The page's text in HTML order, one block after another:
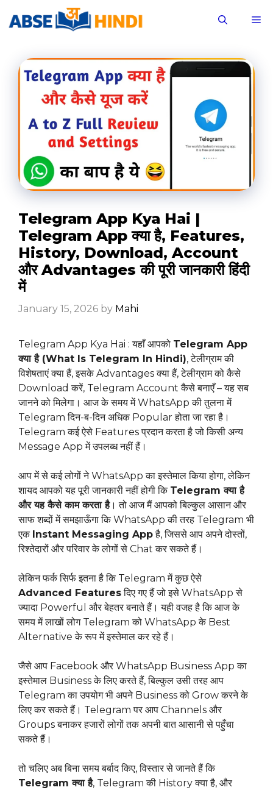
Telegram App Kya Hai |
Telegram App क्या है, Features,
History, Download, Account
और Advantages की पूरी जानकारी हिंदी
में
January 15, 2026 by Mahi
Telegram App Kya Hai : यहाँ आपको Telegram App
क्या है (What Is Telegram In Hindi), टेलीग्राम की
विशेषताएं क्या हैं, इसके Advantages क्या हैं, टेलीग्राम को कैसे
Download करें, Telegram Account कैसे बनाएँ – यह सब
जानने को मिलेगा। आज के समय में WhatsApp की तुलना में
Telegram दिन-ब-दिन अधिक Popular होता जा रहा है।
Telegram कई ऐसे Features प्रदान करता है जो किसी अन्य
Message App में उपलब्ध नहीं हैं।
आप में से कई लोगों ने WhatsApp का इस्तेमाल किया होगा, लेकिन
शायद आपको यह पूरी जानकारी नहीं होगी कि Telegram क्या है
और यह कैसे काम करता है। तो आज मैं आपको बिल्कुल आसान और
साफ शब्दों में समझाऊँगा कि WhatsApp की तरह Telegram भी
एक Instant Messaging Appहै, जिससे आप अपने दोस्तों,
रिश्तेदारों और परिवार के लोगों से Chat कर सकते हैं।
लेकिन फर्क सिर्फ इतना है कि Telegram में कुछ ऐसे
Advanced Featuresदिए गए हैं जो इसे WhatsApp से
ज्यादा Powerful और बेहतर बनाते हैं। यही वजह है कि आज के
समय में लाखों लोग Telegram को WhatsApp के Best
Alternative के रूप में इस्तेमाल कर रहे हैं।
जैसे आप Facebook और WhatsApp Business App का
इस्तेमाल Business के लिए करते हैं, बिल्कुल उसी तरह आप
Telegram का उपयोग भी अपने Business को Grow करने के
लिए कर सकते हैं। Telegram पर आप Channels और
Groups बनाकर हजारों लोगों तक अपनी बात आसानी से पहुँचा
सकते हैं।
तो चलिए अब बिना समय बर्बाद किए, विस्तार से जानते हैं कि
Telegram क्या है, Telegram की History क्या है, और